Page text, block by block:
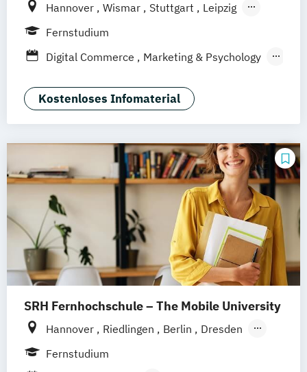
Hannover Wismar Stuttgart
Leipzig
Frankfurt am Main
Nürnberg
Fernstudium
Digital Commerce
Marketing & Psychology
Wirtschaftspsychologie
Kostenloses Infomaterial
SRH Fernhochschule – The Mobile University
Hannover Riedlingen Berlin
Dresden
Düsseldorf
Fernstudium